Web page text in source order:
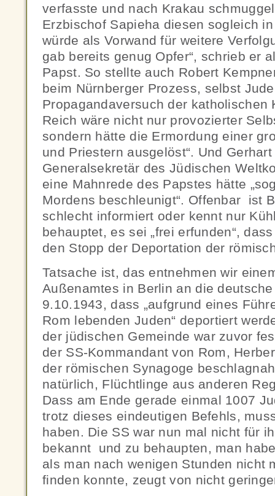
verfasste und nach Krakau
Erzbischof Sapieha diesen sogleich
würde als Vorwand für weitere
gab bereits genug Opfer“, schrieb er
Papst. So stellte auch Robert
beim Nürnberger Prozess, selbst
Propagandaversuch der katholischen
Reich wäre nicht nur provozierter
sondern hätte die Ermordung einer
und Priestern ausgelöst“. Und
Generalsekretär des Jüdischen
eine Mahnrede des Papstes hätte
Mordens beschleunigt“. Offenbar ist
schlecht informiert oder kennt nur
behauptet, es sei „frei erfunden“,
den Stopp der Deportation der
Tatsache ist, das entnehmen wir
Außenamtes in Berlin an die
9.10.1943, dass „aufgrund eines
Rom lebenden Juden“ deportiert
der jüdischen Gemeinde war zuvor
der SS-Kommandant von Rom,
der römischen Synagoge
natürlich, Flüchtlinge aus anderen
Dass am Ende gerade einmal 1007
trotz dieses eindeutigen Befehls,
haben. Die SS war nun mal nicht für
bekannt und zu behaupten, man
als man nach wenigen Stunden nicht
finden konnte, zeugt von nicht